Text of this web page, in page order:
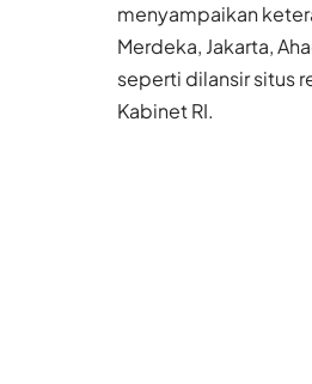
menyampaikan
Merdeka, Jakarta,
seperti dilansir situs
Kabinet RI.